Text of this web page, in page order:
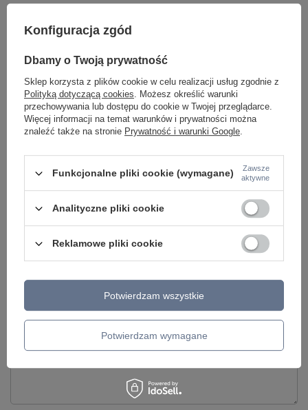
Potrzebujesz pomocy? Masz pytania lub
chcesz lepszą cenę?
Napisz do nas - doradzimy, odpowiemy
szybko i przygotujemy indywidualną ofertę
Napisz do nas
Napisz swoją opinię
5/5
Treść twojej opinii
Konfiguracja zgód
Dbamy o Twoją prywatność
Sklep korzysta z plików cookie w celu realizacji usług zgodnie z
Polityką dotyczącą cookies. Możesz określić warunki
przechowywania lub dostępu do cookie w Twojej przeglądarce.
Więcej informacji na temat warunków i prywatności można
znaleźć także na stronie Prywatność i warunki Google.
Funkcjonalne pliki cookie (wymagane)
Zawsze
aktywne
Analityczne pliki cookie
Reklamowe pliki cookie
Potwierdzam wymagane
Potwierdzam wszystkie